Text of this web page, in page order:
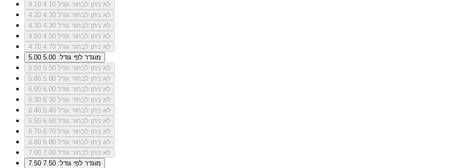
4.10
לא ניתן לבחור גודל 4.10
4.20
לא ניתן לבחור גודל 4.20
4.30
לא ניתן לבחור גודל 4.30
4.50
לא ניתן לבחור גודל 4.50
4.70
לא ניתן לבחור גודל 4.70
5.00
מוגדר לפי גודל: 5.00
5.50
לא ניתן לבחור גודל 5.50
5.80
לא ניתן לבחור גודל 5.80
6.00
לא ניתן לבחור גודל 6.00
6.30
לא ניתן לבחור גודל 6.30
6.40
לא ניתן לבחור גודל 6.40
6.50
לא ניתן לבחור גודל 6.50
6.70
לא ניתן לבחור גודל 6.70
6.80
לא ניתן לבחור גודל 6.80
7.00
לא ניתן לבחור גודל 7.00
7.50
מוגדר לפי גודל: 7.50